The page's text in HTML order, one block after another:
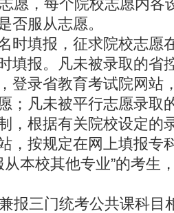
愿，每个院校志愿内各
否服从志愿。
时填报，征求院校志愿
填报。凡未被录取的省
登录省教育考试院网站
；凡未被平行志愿录取
，根据有关院校设定的
，按规定在网上填报专
本校其他专业”的考生
报三门统考公共课科目